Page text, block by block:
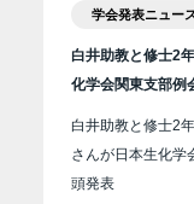
学会発表ニュー
白井助教と修士2
化学会関東支部例
白井助教と修士2
さんが日本生化学
頭発表